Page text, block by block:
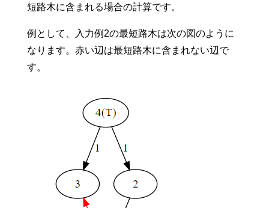
短路木に含まれる場合の計算です。
例として、入力例2の最短路木は次の図のように
なります。赤い辺は最短路木に含まれない辺で
す。